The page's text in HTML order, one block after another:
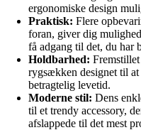
ergonomiske design
Praktisk: Flere
foran, giver dig
få adgang til det, du har
Holdbarhed:
rygsækken designet til
betragtelig levetid.
Moderne stil: Dens
til et trendy accessory,
afslappede til det mest